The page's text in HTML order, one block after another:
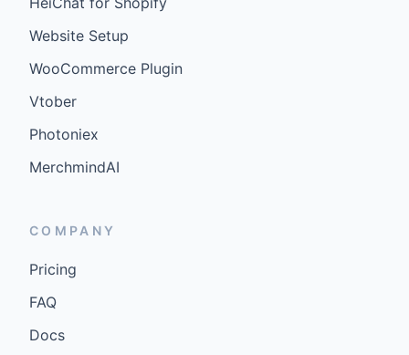
Website Setup
WooCommerce Plugin
Vtober
Photoniex
MerchmindAI
COMPANY
Pricing
FAQ
Docs